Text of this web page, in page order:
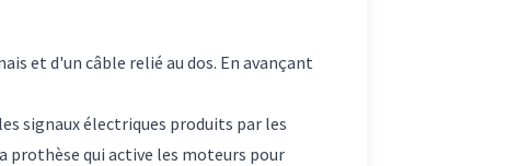
et d'un câble relié au dos. En avançant
signaux électriques produits par les
prothèse qui active les moteurs pour